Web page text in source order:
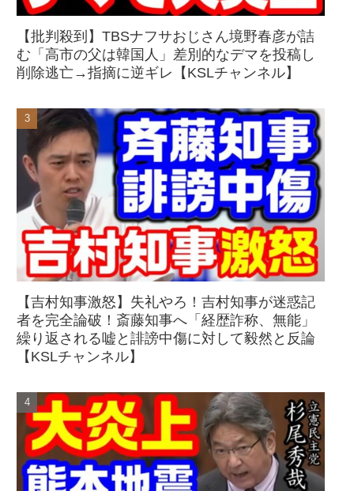
【批判殺到】TBSナフサおじさん境野春彦が詰
む「高市の父は韓国人」差別的なデマを投稿し
削除逃亡→指摘に逆ギレ【KSLチャンネル】
【吉村知事激怒】失礼やろ！吉村知事が迷惑記
者を完全論破！斎藤知事へ「経歴詐称、無能」
繰り返される嘘と誹謗中傷に対して毅然と反論
【KSLチャンネル】